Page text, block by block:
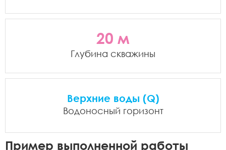
Пример выполненной работы
20 м
Глубина скважины
Верхние воды (Q)
Водоносный горизонт